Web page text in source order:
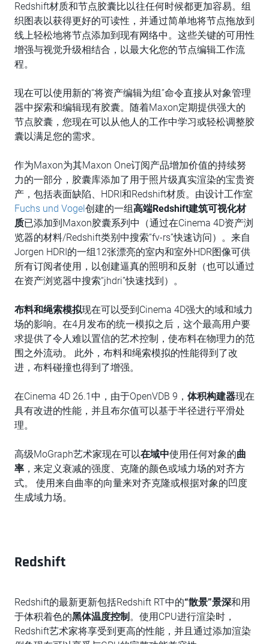
Redshift材质和节点胶囊比以往任何时候都更加容易。组
织图表以获得更好的可读性，并通过简单地将节点拖放到
线上轻松地将节点添加到现有网络中。这些关键的可用性
增强与视觉升级相结合，以最大化您的节点编辑工作流
程。
现在可以使用新的“将资产编辑为组”命令直接从对象管理
器中探索和编辑现有胶囊。随着Maxon定期提供强大的
节点胶囊，您现在可以从他人的工作中学习或轻松调整胶
囊以满足您的需求。
作为Maxon为其Maxon One订阅产品增加价值的持续努
力的一部分，胶囊库添加了用于照片级真实渲染的宝贵资
产，包括表面缺陷、HDRI和Redshift材质。由设计工作室
Fuchs und Vogel创建的一组高端Redshift建筑可视化材
质已添加到Maxon胶囊系列中（通过在Cinema 4D资产浏
览器的材料/Redshift类别中搜索“fv-rs”快速访问）。来自
Jorgen HDRI的一组12张漂亮的室内和室外HDR图像可供
所有订阅者使用，以创建逼真的照明和反射（也可以通过
在资产浏览器中搜索“jhdri”快速找到）。
布料和绳索模拟现在可以受到Cinema 4D强大的域和域力
场的影响。在4月发布的统一模拟之后，这个最高用户要
求提供了令人难以置信的艺术控制，使布料在物理力的范
围之外流动。 此外，布料和绳索模拟的性能得到了改
进，布料碰撞也得到了增强。
在Cinema 4D 26.1中，由于OpenVDB 9， 体积构建器现在
具有改进的性能，并且布尔值可以基于半径进行平滑处
理。
高级MoGraph艺术家现在可以在域中使用任何对象的曲
率 ，来定义衰减的强度、克隆的颜色或域力场的对齐方
式。 使用来自曲率的向量来对齐克隆或根据对象的凹度
生成域力场。
Redshift
Redshift的最新更新包括Redshift RT中的“散景”景深和用
于体积着色的黑体温度控制 。使用CPU进行渲染时，
Redshift艺术家将享受到更高的性能，并且通过添加渲染